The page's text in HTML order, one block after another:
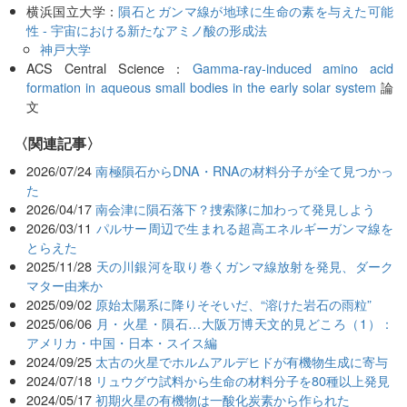
横浜国立大学：隕石とガンマ線が地球に生命の素を与えた可能
性 - 宇宙における新たなアミノ酸の形成法
神戸大学
ACS Central Science： Gamma-ray-induced amino acid
formation in aqueous small bodies in the early solar system 論
文
関連記事
2026/07/24 南極隕石からDNA・RNAの材料分子が全て見つかっ
た
2026/04/17 南会津に隕石落下？捜索隊に加わって発見しよう
2026/03/11 パルサー周辺で生まれる超高エネルギーガンマ線を
とらえた
2025/11/28 天の川銀河を取り巻くガンマ線放射を発見、ダーク
マター由来か
2025/09/02 原始太陽系に降りそそいだ、“溶けた岩石の雨粒”
2025/06/06 月・火星・隕石…大阪万博天文的見どころ（1）：
アメリカ・中国・日本・スイス編
2024/09/25 太古の火星でホルムアルデヒドが有機物生成に寄与
2024/07/18 リュウグウ試料から生命の材料分子を80種以上発見
2024/05/17 初期火星の有機物は一酸化炭素から作られた